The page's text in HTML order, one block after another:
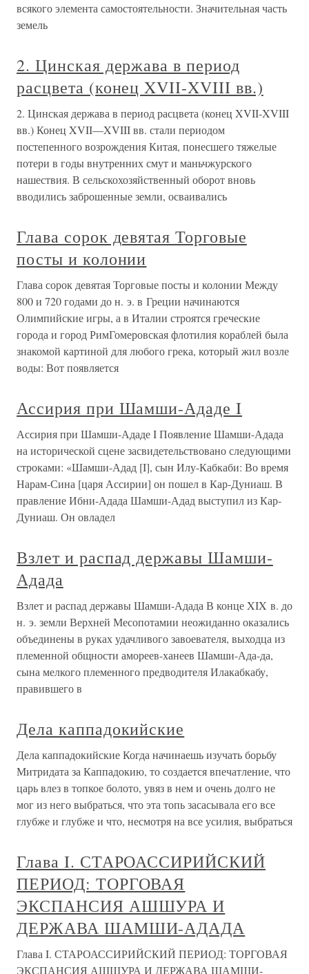
всякого элемента самостоятельности. Значительная часть
земель
2. Цинская держава в период
расцвета (конец XVII-XVIII вв.)
2. Цинская держава в период расцвета (конец XVII-XVIII
вв.) Конец XVII—XVIII вв. стали периодом
постепенного возрождения Китая, понесшего тяжелые
потери в годы внутренних смут и маньчжурского
нашествия. В сельскохозяйственный оборот вновь
вводились заброшенные земли, осваивались
Глава сорок девятая Торговые
посты и колонии
Глава сорок девятая Торговые посты и колонии Между
800 и 720 годами до н. э. в Греции начинаются
Олимпийские игры, а в Италии строятся греческие
города и город РимГомеровская флотилия кораблей была
знакомой картиной для любого грека, который жил возле
воды: Вот появляется
Ассирия при Шамши-Ададе I
Ассирия при Шамши-Ададе I Появление Шамши-Адада
на исторической сцене засвидетельствовано следующими
строками: «Шамши-Адад [I], сын Илу-Кабкаби: Во время
Нарам-Сина [царя Ассирии] он пошел в Кар-Дуниаш. В
правление Ибни-Адада Шамши-Адад выступил из Кар-
Дуниаш. Он овладел
Взлет и распад державы Шамши-
Адада
Взлет и распад державы Шамши-Адада В конце XIX в. до
н. э. земли Верхней Месопотамии неожиданно оказались
объединены в руках удачливого завоевателя, выходца из
племенной общности амореев-ханеев Шамши-Ада-да,
сына мелкого племенного предводителя Илакабкабу,
правившего в
Дела каппадокийские
Дела каппадокийские Когда начинаешь изучать борьбу
Митридата за Каппадокию, то создается впечатление, что
царь влез в топкое болото, увяз в нем и очень долго не
мог из него выбраться, что эта топь засасывала его все
глубже и глубже и что, несмотря на все усилия, выбраться
Глава I. СТАРОАССИРИЙСКИЙ
ПЕРИОД: ТОРГОВАЯ
ЭКСПАНСИЯ АШШУРА И
ДЕРЖАВА ШАМШИ-АДАДА
Глава I. СТАРОАССИРИЙСКИЙ ПЕРИОД: ТОРГОВАЯ
ЭКСПАНСИЯ АШШУРА И ДЕРЖАВА ШАМШИ-